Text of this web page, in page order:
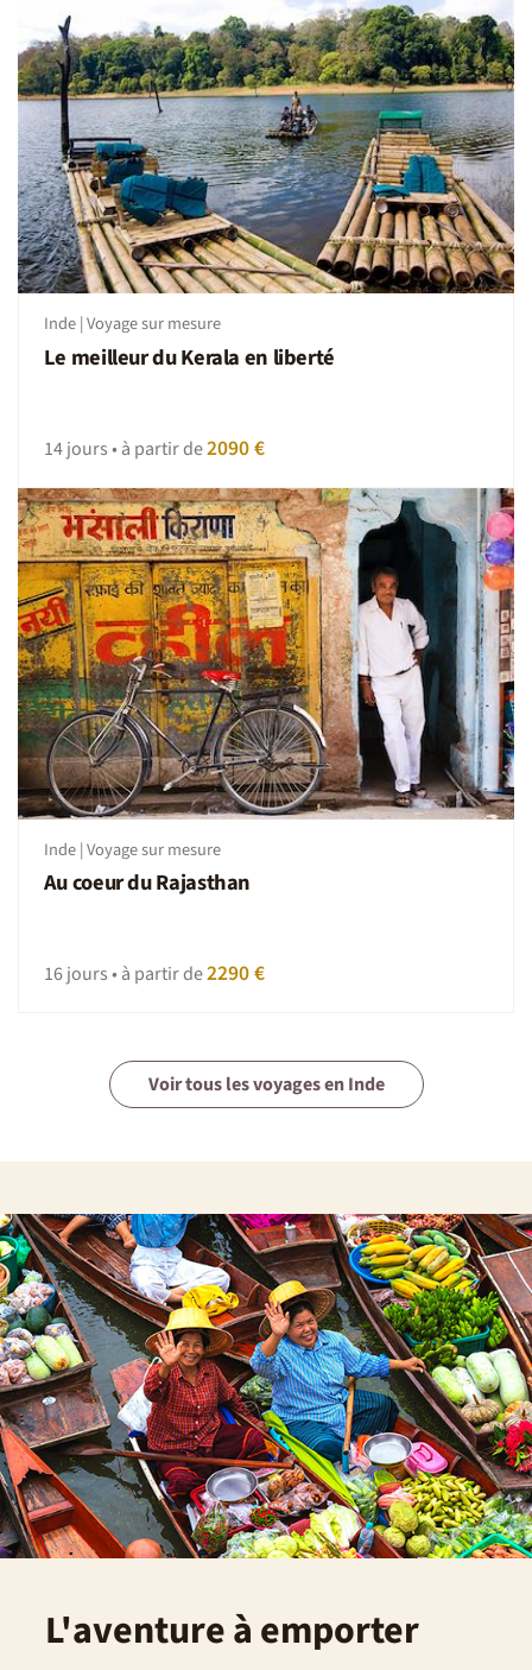
Inde | Voyage sur mesure
Le meilleur du Kerala en liberté
14 jours • à partir de2090 €
Inde | Voyage sur mesure
Au coeur du Rajasthan
16 jours • à partir de2290 €
Voir tous les voyages en Inde
L'aventure à emporter